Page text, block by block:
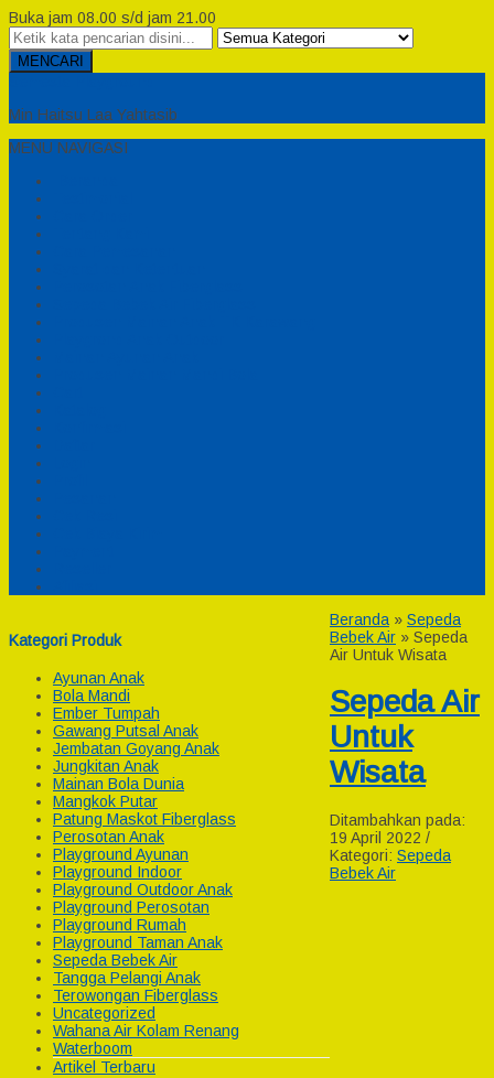
Buka jam 08.00 s/d jam 21.00
MENCARI
Min Haitsu Laa Yahtasib
MENU NAVIGASI
Kategori Produk
Ayunan Anak
Bola Mandi
Ember Tumpah
Gawang Putsal Anak
Jembatan Goyang Anak
Jungkitan Anak
Mainan Bola Dunia
Mangkok Putar
Patung Maskot Fiberglass
Perosotan Anak
Playground Ayunan
Playground Indoor
Playground Outdoor Anak
Playground Perosotan
Playground Rumah
Playground Taman Anak
Sepeda Bebek Air
Tangga Pelangi Anak
Terowongan Fiberglass
Uncategorized
Wahana Air Kolam Renang
Waterboom
Artikel Terbaru
Beranda » Sepeda
Bebek Air » Sepeda
Air Untuk Wisata
Sepeda Air
Untuk
Wisata
Ditambahkan pada:
19 April 2022 /
Kategori: Sepeda
Bebek Air